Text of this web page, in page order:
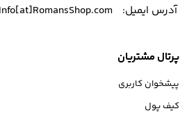
آدرس ایمیل: Info[at]RomansShop.com
پرتال مشتریان
پیشخوان کاربری
کیف پول